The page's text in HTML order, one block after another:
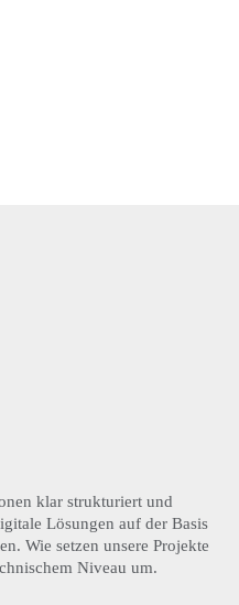
klar strukturiert und
Lösungen auf der Basis
Wie setzen unsere Projekte
Niveau um.